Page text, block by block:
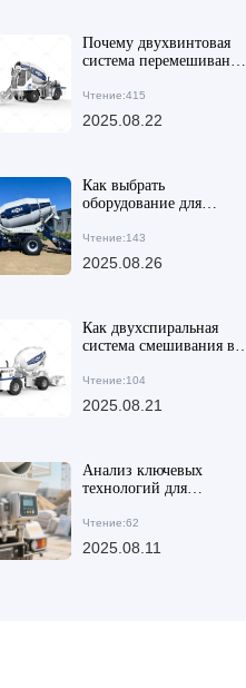
Почему двухвинтовая
система перемешивания
требований по
смешиванию
Чтение:415
2025.08.22
Как выбрать
оборудование для
крупных и средних
строительных проектов?
Чтение:143
2025.08.26
Как двухспиральная
система смешивания в
бетоновозах AIMIX
повышает
Чтение:104
2025.08.21
Анализ ключевых
технологий для
маневренности и
эффективности
Чтение:62
2025.08.11